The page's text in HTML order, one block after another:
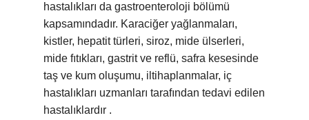
hastalıkları da gastroenteroloji bölümü
kapsamındadır. Karaciğer yağlanmaları,
kistler, hepatit türleri, siroz, mide ülserleri,
mide fıtıkları, gastrit ve reflü, safra kesesinde
taş ve kum oluşumu, iltihaplanmalar, iç
hastalıkları uzmanları tarafından tedavi edilen
hastalıklardır .